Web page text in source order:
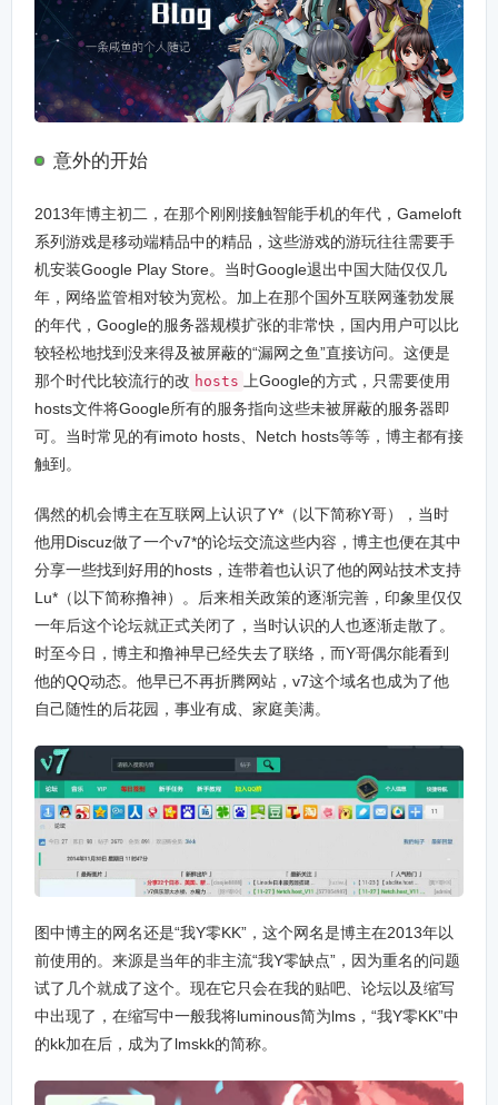
意外的开始
2013年博主初二，在那个刚刚接触智能手机的年代，Gameloft
系列游戏是移动端精品中的精品，这些游戏的游玩往往需要手
机安装Google Play Store。当时Google退出中国大陆仅仅几
年，网络监管相对较为宽松。加上在那个国外互联网蓬勃发展
的年代，Google的服务器规模扩张的非常快，国内用户可以比
较轻松地找到没来得及被屏蔽的“漏网之鱼”直接访问。这便是
那个时代比较流行的改 hosts 上Google的方式，只需要使用
hosts文件将Google所有的服务指向这些未被屏蔽的服务器即
可。当时常见的有imoto hosts、Netch hosts等等，博主都有接
触到。
偶然的机会博主在互联网上认识了Y*（以下简称Y哥），当时
他用Discuz做了一个v7*的论坛交流这些内容，博主也便在其中
分享一些找到好用的hosts，连带着也认识了他的网站技术支持
Lu*（以下简称撸神）。后来相关政策的逐渐完善，印象里仅仅
一年后这个论坛就正式关闭了，当时认识的人也逐渐走散了。
时至今日，博主和撸神早已经失去了联络，而Y哥偶尔能看到
他的QQ动态。他早已不再折腾网站，v7这个域名也成为了他
自己随性的后花园，事业有成、家庭美满。
图中博主的网名还是“我Y零KK”，这个网名是博主在2013年以
前使用的。来源是当年的非主流“我Y零缺点”，因为重名的问题
试了几个就成了这个。现在它只会在我的贴吧、论坛以及缩写
中出现了，在缩写中一般我将luminous简为lms，“我Y零KK”中
的kk加在后，成为了lmskk的简称。